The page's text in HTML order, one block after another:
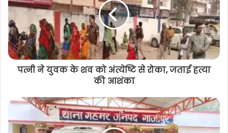
e
पत्नी ने युवक के शव को अंत्येष्टि से रोका, जताई हत्या
की आशंका